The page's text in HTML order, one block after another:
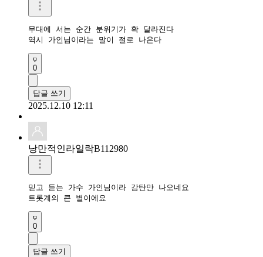
무대에 서는 순간 분위기가 확 달라진다
역시 가인님이라는 말이 절로 나온다
0
답글 쓰기
2025.12.10 12:11
낭만적인라일락B112980
믿고 듣는 가수 가인님이라 감탄만 나오네요
트롯계의 큰 별이에요
0
답글 쓰기